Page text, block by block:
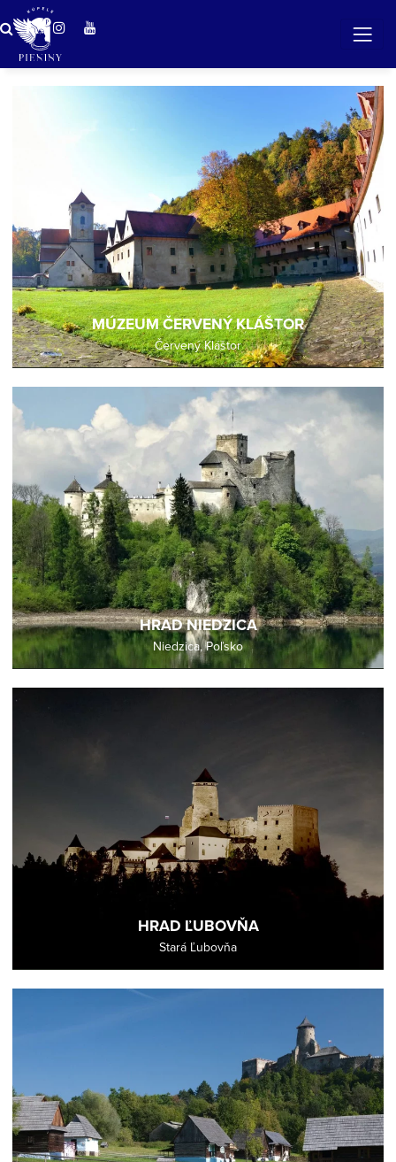
v očarujúcej prírode Pienin
MÚZEUM ČERVENÝ KLÁŠTOR
Červený Kláštor
HRAD NIEDZICA
Niedzica, Poľsko
HRAD ĽUBOVŇA
Stará Ľubovňa